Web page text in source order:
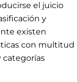
el juicio
y
existen
con multitud
categorías